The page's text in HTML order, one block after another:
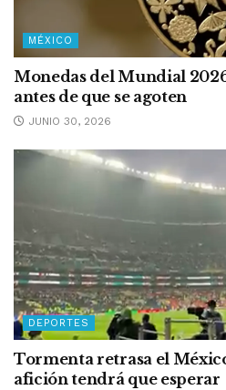
MÉXICO
Monedas del Mundial
antes de que se agoten
JUNIO 30, 2026
DEPORTES
Tormenta retrasa el
afición tendrá que esperar